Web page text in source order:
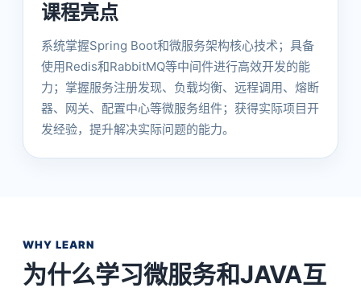
课程亮点
系统掌握Spring Boot和微服务架构核心技术；具备
使用Redis和RabbitMQ等中间件进行高效开发的能
力；掌握服务注册发现、负载均衡、远程调用、熔断
器、网关、配置中心等微服务组件；获得实际项目开
发经验，提升解决实际问题的能力。
WHY LEARN
为什么学习微服务和JAVA互